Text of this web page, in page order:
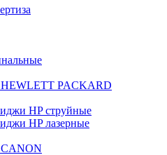
PACKARD
HP струйные
HP лазерные